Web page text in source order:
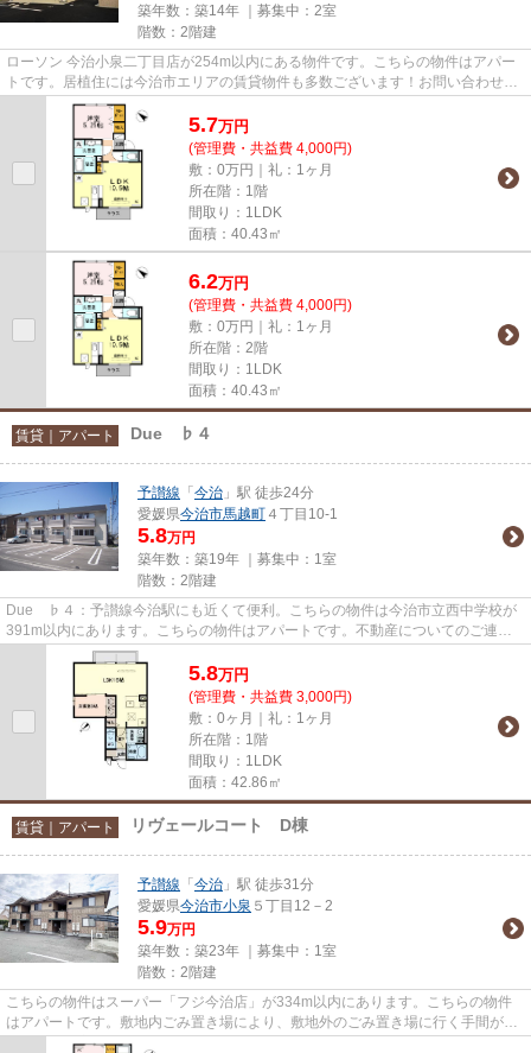
築年数：築14年 ｜募集中： 2室
階数：2階建
ローソン 今治小泉二丁目店が254m以内にある物件です。こちらの物件はアパー
トです。居植住には今治市エリアの賃貸物件も多数ございます！お問い合わせは
お気軽に0898-33-0011またはin...
5.7万円
(管理費・共益費 4,000円)
敷：0万円｜礼：1ヶ月
所在階：1階
間取り：1LDK
面積：40.43㎡
6.2万円
(管理費・共益費 4,000円)
敷：0万円｜礼：1ヶ月
所在階：2階
間取り：1LDK
面積：40.43㎡
賃貸｜アパート Due ♭４
予讃線 「 今治 」駅 徒歩24分
愛媛県今治市馬越町 ４丁目10-1
5.8万円
築年数：築19年 ｜募集中： 1室
階数：2階建
Due ♭４：予讃線今治駅にも近くて便利。こちらの物件は今治市立西中学校が
391m以内にあります。こちらの物件はアパートです。不動産についてのご連絡
は、今治市の物件情報を取り扱っ...
5.8万円
(管理費・共益費 3,000円)
敷：0ヶ月｜礼：1ヶ月
所在階：1階
間取り：1LDK
面積：42.86㎡
賃貸｜アパート リヴェールコート D棟
予讃線 「 今治 」駅 徒歩31分
愛媛県今治市小泉 ５丁目12－2
5.9万円
築年数：築23年 ｜募集中： 1室
階数：2階建
こちらの物件はスーパー「フジ今治店」が334m以内にあります。こちらの物件
はアパートです。敷地内ごみ置き場により、敷地外のごみ置き場に行く手間が省
けます。お客様のお好みで今治...